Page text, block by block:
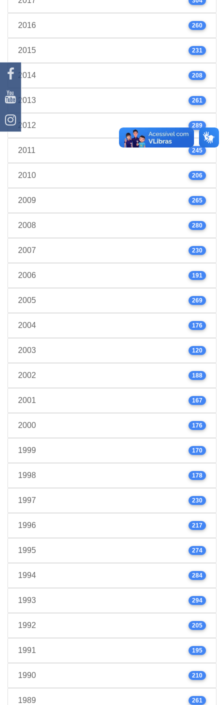
2016 260
2015 231
2014 208
2013 261
2012 289
2011 245
2010 206
2009 265
2008 280
2007 230
2006 191
2005 269
2004 176
2003 120
2002 188
2001 167
2000 176
1999 170
1998 178
1997 230
1996 217
1995 274
1994 284
1993 294
1992 205
1991 195
1990 210
1989 261